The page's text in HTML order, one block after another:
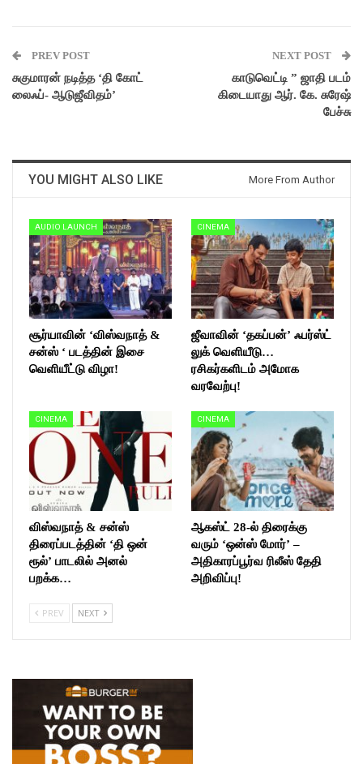
PREV POST
சுகுமாரன் நடித்த ‘தி கோட்
லைஃப்- ஆடுஜீவிதம்’
NEXT POST
காடுவெட்டி ” ஜாதி படம்
கிடையாது ஆர். கே. சுரேஷ்
பேச்சு
YOU MIGHT ALSO LIKE More From Author
AUDIO LAUNCH
சூர்யாவின் ‘விஸ்வநாத் &
சன்ஸ் ‘ படத்தின் இசை
வெளியீட்டு விழா!
CINEMA
ஜீவாவின் ‘தகப்பன்’ ஃபர்ஸ்ட்
லுக் வெளியீடு…
ரசிகர்களிடம் அமோக
வரவேற்பு!
CINEMA
விஸ்வநாத் & சன்ஸ்
திரைப்படத்தின் ‘தி ஒன்
ரூல்’ பாடலில் அனல்
பறக்க…
CINEMA
ஆகஸ்ட் 28-ல் திரைக்கு
வரும் ‘ஒன்ஸ் மோர்’ –
அதிகாரப்பூர்வ ரிலீஸ் தேதி
அறிவிப்பு!
PREV NEXT